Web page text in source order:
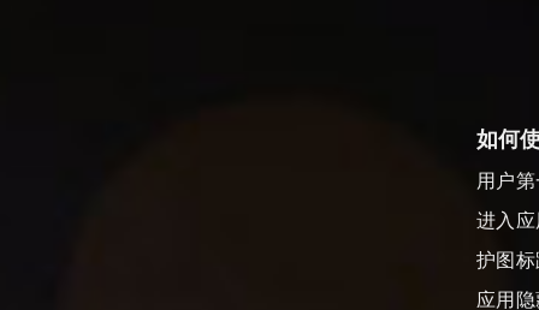
如何
用户
进入
护图
应用